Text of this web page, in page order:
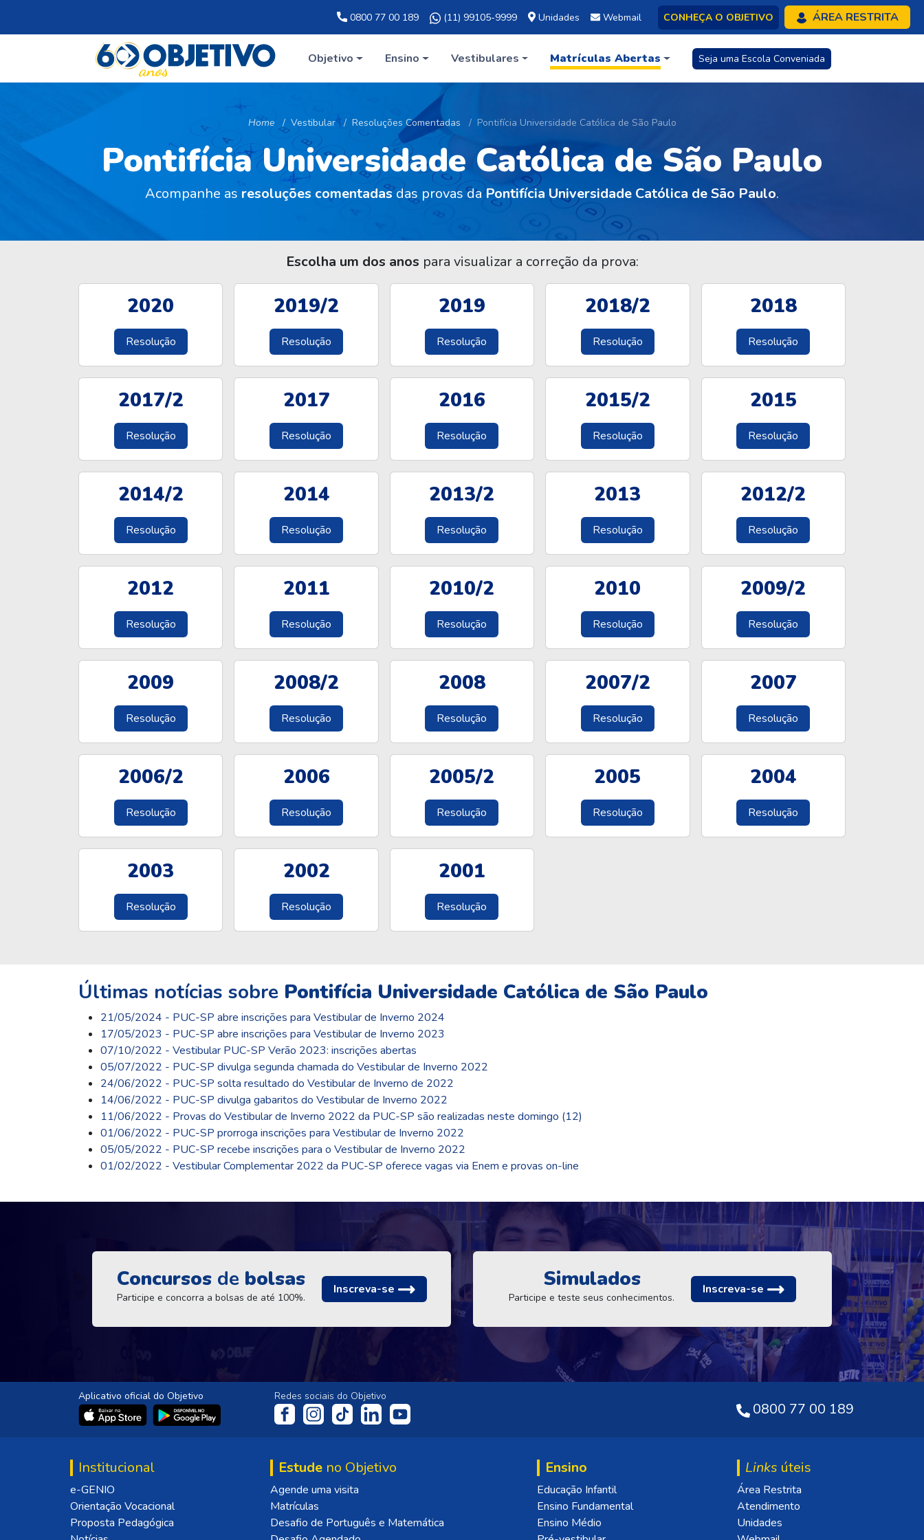
0800 77 00 189 (11) 99105-9999 Unidades Webmail CONHEÇA O OBJETIVO ÁREA RESTRITA
Objetivo Ensino Vestibulares Matrículas Abertas Seja uma Escola Conveniada
Home Vestibular Resoluções Comentadas Pontifícia Universidade Católica de São Paulo
Pontifícia Universidade Católica de São Paulo
Acompanhe as resoluções comentadasdas provas daPontifícia Universidade Católica de São Paulo.
Escolha um dos anos para visualizar a correção da prova:
2020
Resolução
2019/2
Resolução
2019
Resolução
2018/2
Resolução
2018
Resolução
2017/2
Resolução
2017
Resolução
2016
Resolução
2015/2
Resolução
2015
Resolução
2014/2
Resolução
2014
Resolução
2013/2
Resolução
2013
Resolução
2012/2
Resolução
2012
Resolução
2011
Resolução
2010/2
Resolução
2010
Resolução
2009/2
Resolução
2009
Resolução
2008/2
Resolução
2008
Resolução
2007/2
Resolução
2007
Resolução
2006/2
Resolução
2006
Resolução
2005/2
Resolução
2005
Resolução
2004
Resolução
2003
Resolução
2002
Resolução
2001
Resolução
Últimas notícias sobre Pontifícia Universidade Católica de São Paulo
21/05/2024 - PUC-SP abre inscrições para Vestibular de Inverno 2024
17/05/2023 - PUC-SP abre inscrições para Vestibular de Inverno 2023
07/10/2022 - Vestibular PUC-SP Verão 2023: inscrições abertas
05/07/2022 - PUC-SP divulga segunda chamada do Vestibular de Inverno 2022
24/06/2022 - PUC-SP solta resultado do Vestibular de Inverno de 2022
14/06/2022 - PUC-SP divulga gabaritos do Vestibular de Inverno 2022
11/06/2022 - Provas do Vestibular de Inverno 2022 da PUC-SP são realizadas neste domingo (12)
01/06/2022 - PUC-SP prorroga inscrições para Vestibular de Inverno 2022
05/05/2022 - PUC-SP recebe inscrições para o Vestibular de Inverno 2022
01/02/2022 - Vestibular Complementar 2022 da PUC-SP oferece vagas via Enem e provas on-line
Concursosde bolsas
Participe e concorra a bolsas de até 100%.
Inscreva-se Simulados
Participe e teste seus conhecimentos.
Inscreva-se
Aplicativo oficial do Objetivo Redes sociais do Objetivo
0800 77 00 189
Institucional
e-GENIO
Orientação Vocacional
Proposta Pedagógica
Estude no Objetivo
Agende uma visita
Matrículas
Desafio de Português e Matemática
Ensino
Educação Infantil
Ensino Fundamental
Ensino Médio
Links úteis
Área Restrita
Atendimento
Unidades